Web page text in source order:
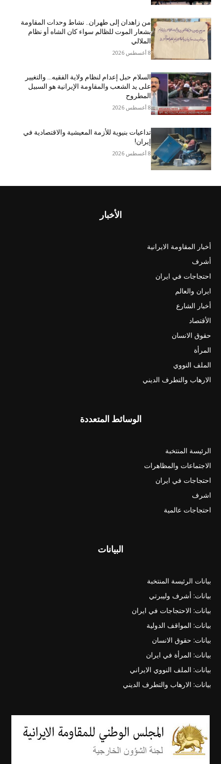
من زاهدان إلى طهران.. نشاط وحدات المقاومة
بشعار الموت للظالم سواء كان الشاه أو نظام
الملالي
8 أغسطس 2026
السلام حبل إعدام لنظام ولاية الفقيه… والتغيير
على يد الشعب والمقاومة الإيرانية هو السبيل
المطروح
8 أغسطس 2026
تداعيات بنيوية للأزمة المعيشية والاقتصادية في
إيران!
8 أغسطس 2026
الأخبار
أخبار المقاومة الايرانية
أشرف
احتجاجات في ايران
ايران والعالم
أخبار الشارع
الأقتصاد
حقوق الانسان
المرأة
الملف النووي
الارهاب والتطرف الديني
الوسائط المتعددة
الرئيسة المنتخبة
الاجتماعات والمظاهرات
احتجاجات في ايران
اشرف
احتجاجات عالمية
البيانات
بيانات الرئيسة المنتخبة
بيانات: أشرف وليبرتي
بيانات: الاحتجاجات في ايران
بيانات: المواقف الدولية
بيانات: حقوق الانسان
بيانات: المرأة في ايران
بيانات: الملف النووي الايراني
بيانات: الارهاب والتطرف الديني